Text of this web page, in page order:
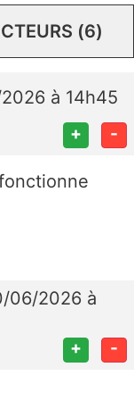
(6)
à 14h45
+ -
06/2026 à
+ -